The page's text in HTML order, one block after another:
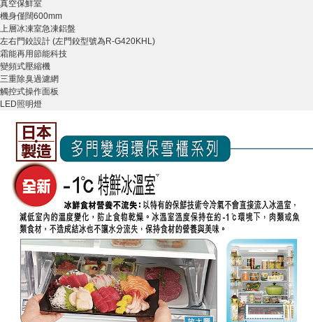
真空保鮮室
機身僅闊600mm
上層冰凍室急凍鋁盤
左右門鉸設計 (左門鉸型號為R-G420KHL)
霜能再用節能科技
變頻式壓縮機
三重除臭過濾網
觸控式操作面板
LED照明燈